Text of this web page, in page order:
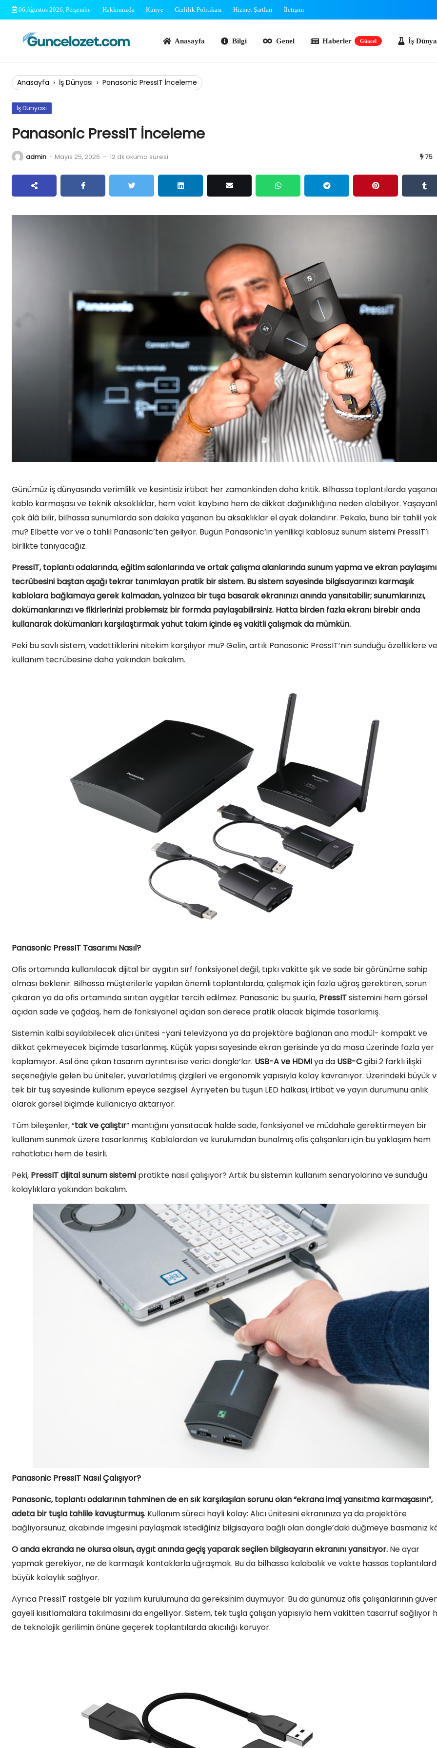
Skip
06 Ağustos 2026, Perşembe Hakkımızda Künye Gizlilik Politikası Hizmet Şartları İletişim
Anasayfa Bilgi Genel Haberler İş Dünyası
Anasayfa › İş Dünyası › Panasonic PressIT İnceleme
İş Dünyası
Panasonic PressIT İnceleme
admin - Mayıs 25, 2026 - 12 dk okuma süresi 75
Günümüz iş dünyasında verimlilik ve kesintisiz irtibat her zamankinden daha kritik. Bilhassa toplantılarda
kablo karmaşası ve teknik aksaklıklar, hem vakit kaybına hem de dikkat dağınıklığına neden olabiliyor.
çok âlâ bilir, bilhassa sunumlarda son dakika yaşanan bu aksaklıklar el ayak dolandırır. Pekala, buna bir tahlil yok
mu? Elbette var ve o tahlil Panasonic’ten geliyor. Bugün Panasonic’in yenilikçi kablosuz sunum sistemi PressIT’i
birlikte tanıyacağız.
PressIT, toplantı odalarında, eğitim salonlarında ve ortak çalışma alanlarında sunum yapma ve ekran paylaşımı
tecrübesini baştan aşağı tekrar tanımlayan pratik bir sistem. Bu sistem sayesinde bilgisayarınızı karmaşık
kablolara bağlamaya gerek kalmadan, yalnızca bir tuşa basarak ekranınızı anında yansıtabilir; sunumlarınızı,
dokümanlarınızı ve fikirlerinizi problemsiz bir formda paylaşabilirsiniz. Hatta birden fazla ekranı birebir anda
kullanarak dokümanları karşılaştırmak yahut takım içinde eş vakitli çalışmak da mümkün.
Peki bu savlı sistem, vadettiklerini nitekim karşılıyor mu? Gelin, artık Panasonic PressIT’nin sunduğu özelliklere ve
kullanım tecrübesine daha yakından bakalım.
Panasonic PressIT Tasarımı Nasıl?
Ofis ortamında kullanılacak dijital bir aygıtın sırf fonksiyonel değil, tıpkı vakitte şık ve sade bir görünüme sahip
olması beklenir. Bilhassa müşterilerle yapılan önemli toplantılarda, çalışmak için fazla uğraş gerektiren, sorun
çıkaran ya da ofis ortamında sırıtan aygıtlar tercih edilmez. Panasonic bu şuurla, PressITsistemini hem görsel
açıdan sade ve çağdaş, hem de fonksiyonel açıdan son derece pratik olacak biçimde tasarlamış.
Sistemin kalbi sayılabilecek alıcı ünitesi -yani televizyona ya da projektöre bağlanan ana modül- kompakt ve
dikkat çekmeyecek biçimde tasarlanmış. Küçük yapısı sayesinde ekran gerisinde ya da masa üzerinde fazla yer
kaplamıyor. Asıl öne çıkan tasarım ayrıntısı ise verici dongle’lar. USB-A ve HDMIya da USB-Cgibi 2 farklı ilişki
seçeneğiyle gelen bu üniteler, yuvarlatılmış çizgileri ve ergonomik yapısıyla kolay kavranıyor. Üzerindeki büyük
tek bir tuş sayesinde kullanım epeyce sezgisel. Ayrıyeten bu tuşun LED halkası, irtibat ve yayın durumunu anlık
olarak görsel biçimde kullanıcıya aktarıyor.
Tüm bileşenler, “tak ve çalıştır” mantığını yansıtacak halde sade, fonksiyonel ve müdahale gerektirmeyen bir
kullanım sunmak üzere tasarlanmış. Kablolardan ve kurulumdan bunalmış ofis çalışanları için bu yaklaşım hem
rahatlatıcı hem de tesirli.
Peki, PressIT dijital sunum sistemi pratikte nasıl çalışıyor? Artık bu sistemin kullanım senaryolarına ve sunduğu
kolaylıklara yakından bakalım.
Panasonic PressIT Nasıl Çalışıyor?
Panasonic, toplantı odalarının tahminen de en sık karşılaşılan sorunu olan “ekrana imaj yansıtma karmaşasını”,
adeta bir tuşla tahlile kavuşturmuş. Kullanım süreci hayli kolay: Alıcı ünitesini ekranınıza ya da projektöre
bağlıyorsunuz; akabinde imgesini paylaşmak istediğiniz bilgisayara bağlı olan dongle’daki düğmeye basmanız
O anda ekranda ne olursa olsun, aygıt anında geçiş yaparak seçilen bilgisayarın ekranını yansıtıyor. Ne ayar
yapmak gerekiyor, ne de karmaşık kontaklarla uğraşmak. Bu da bilhassa kalabalık ve vakte hassas
büyük kolaylık sağlıyor.
Ayrıca PressIT rastgele bir yazılım kurulumuna da gereksinim duymuyor. Bu da günümüz ofis çalışanlarının
gayeli kısıtlamalara takılmasını da engelliyor. Sistem, tek tuşla çalışan yapısıyla hem vakitten tasarruf sağlıyor
de teknolojik gerilimin önüne geçerek toplantılarda akıcılığı koruyor.